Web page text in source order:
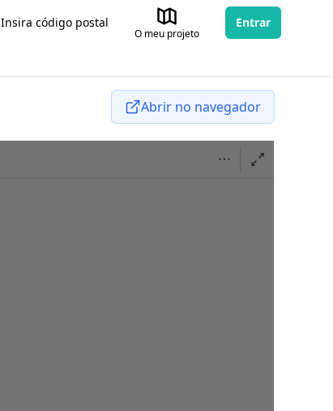
Insira código postal
O meu projeto
Entrar
Abrir no navegador